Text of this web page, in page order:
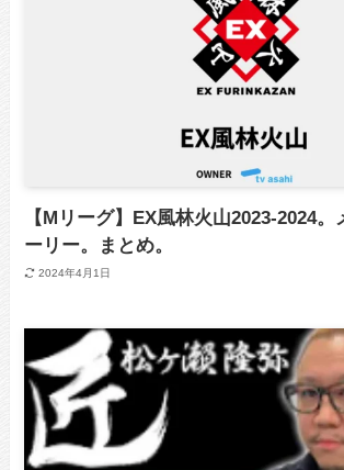
【Mリーグ】EX風林火山2023-2024。
ーリー。まとめ。
2024年4月1日